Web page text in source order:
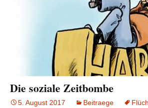
Die soziale Zeitbombe
5. August 2017 Beitraege